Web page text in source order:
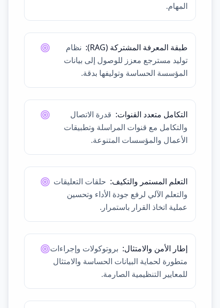
المهام.
طبقة المعرفة المشتركة (RAG) : نظام
توليد مسترجع معزز للوصول إلى بيانات
المؤسسة الحساسة وتوليفها بدقة.
التكامل متعدد القنوات: قدرة الاتصال
والتكامل مع قنوات المراسلة وتطبيقات
الأعمال والمؤسسات المتنوعة.
التعلم المستمر والتكيف: حلقات التعليقات
والتعلم الآلي لرفع جودة الأداء وتحسين
عملية اتخاذ القرار باستمرار.
إطار الأمن والامتثال: بروتوكولات وإجراءات
متطورة لحماية البيانات الحساسة والامتثال
للمعايير التنظيمية الصارمة.